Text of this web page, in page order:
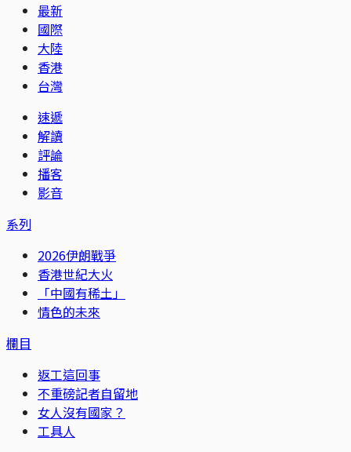
最新
國際
大陸
香港
台灣
速遞
解讀
評論
播客
影音
系列
2026伊朗戰爭
香港世紀大火
「中國有稀土」
情色的未來
欄目
返工這回事
不重磅記者自留地
女人沒有國家？
工具人